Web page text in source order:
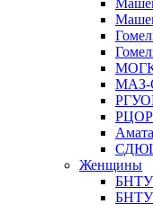
МАЗ-
РЦОР
Женщины